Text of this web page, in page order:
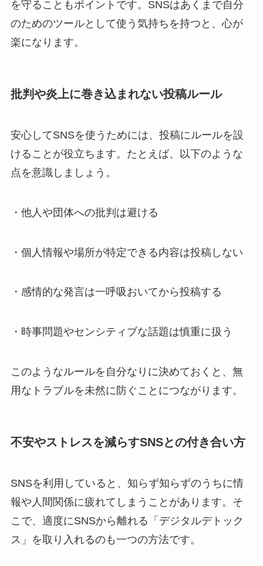
を守ることもポイントです。SNSはあくまで自分
のためのツールとして使う気持ちを持つと、心が
楽になります。
批判や炎上に巻き込まれない投稿ルール
安心してSNSを使うためには、投稿にルールを設
けることが役立ちます。たとえば、以下のような
点を意識しましょう。
・他人や団体への批判は避ける
・個人情報や場所が特定できる内容は投稿しない
・感情的な発言は一呼吸おいてから投稿する
・時事問題やセンシティブな話題は慎重に扱う
このようなルールを自分なりに決めておくと、無
用なトラブルを未然に防ぐことにつながります。
不安やストレスを減らすSNSとの付き合い方
SNSを利用していると、知らず知らずのうちに情
報や人間関係に疲れてしまうことがあります。そ
こで、適度にSNSから離れる「デジタルデトック
ス」を取り入れるのも一つの方法です。